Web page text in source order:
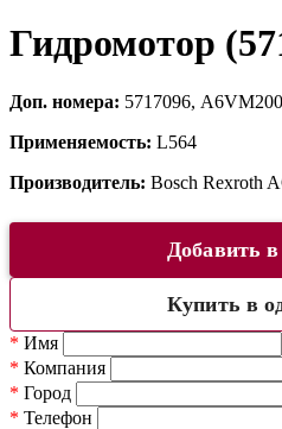
Гидромотор
Доп. номера: 5717096, A6VM200
Применяемость: L564
Производитель: Bosch Rexroth
Добавить
Купить в
* Имя
* Компания
* Город
* Телефон